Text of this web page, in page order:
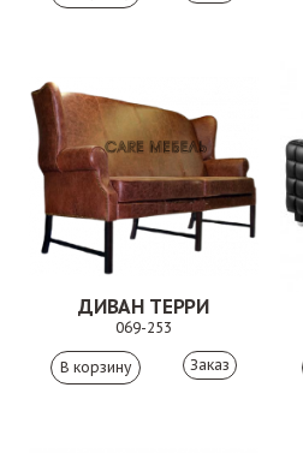
ДИВАН ТЕРРИ
069-253
Заказ